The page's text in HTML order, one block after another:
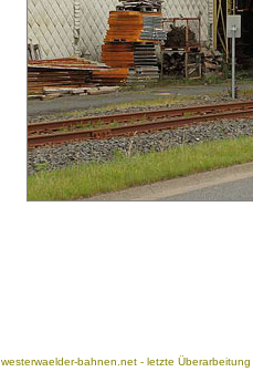
westerwaelder-bahnen.net - letzte